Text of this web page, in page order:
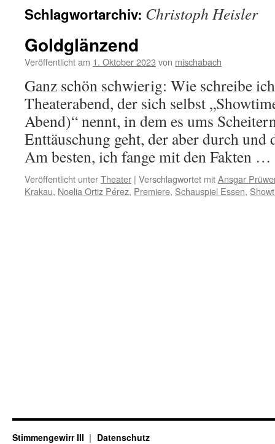
Schlagwortarchiv: Christoph Heisler
Goldglänzend
Veröffentlicht am 1. Oktober 2023 von mischabach
Ganz schön schwierig: Wie schreibe
Theaterabend, der sich selbst
Abend)“ nennt, in dem es ums
Enttäuschung geht, der aber durch
Am besten, ich fange mit den Fakten …
Veröffentlicht unterTheater | Verschlagwortet mitAnsgar
Krakau, Noelia Ortiz Pérez, Premiere, Schauspiel Essen,
Stimmengewirr III Datenschutz